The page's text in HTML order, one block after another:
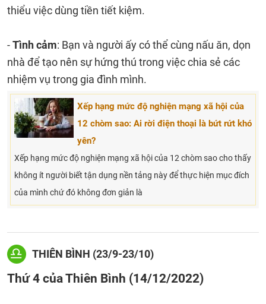
thiểu việc dùng tiền tiết kiệm.
-Tình cảm: Bạn và người ấy có thể cùng nấu ăn, dọn
nhà để tạo nên sự hứng thú trong việc chia sẻ các
nhiệm vụ trong gia đình mình.
Xếp hạng mức độ nghiện mạng xã hội của
12 chòm sao: Ai rời điện thoại là bứt rứt khó
yên?
Xếp hạng mức độ nghiện mạng xã hội của 12 chòm sao cho thấy
không ít người biết tận dụng nền tảng này để thực hiện mục đích
của mình chứ đó không đơn giản là
THIÊN BÌNH (23/9-23/10)
Thứ 4 của Thiên Bình (14/12/2022)